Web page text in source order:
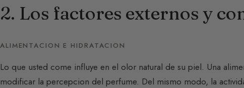
2. Los factores externos y
ALIMENTACION E HIDRATACION
Lo que usted come influye en el olor natural de su piel. Una
modificar la percepcion del perfume. Del mismo modo, la